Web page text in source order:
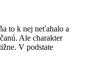
to k nej neťahalo a
Ale charakter
V podstate